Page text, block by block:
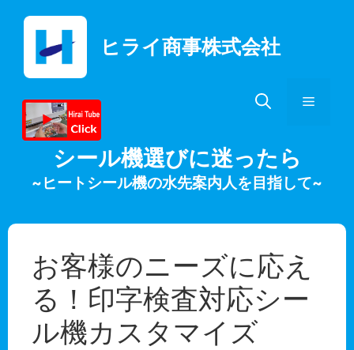
ヒライ商事株式会社
メ
シール機選びに迷ったら
~ヒートシール機の水先案内人を目指して~
お客様のニーズに応え
る！印字検査対応シー
ル機カスタマイズ